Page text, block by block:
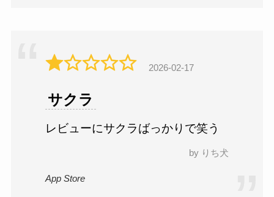
2026-02-17
サクラ
レビューにサクラばっかりで笑う
by りち犬
App Store